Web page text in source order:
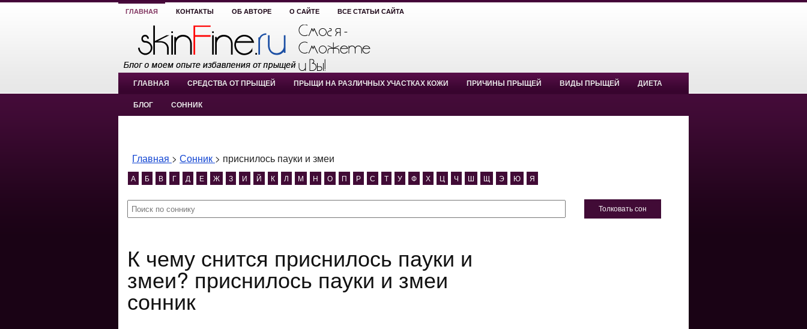
ГЛАВНАЯ КОНТАКТЫ ОБ АВТОРЕ О САЙТЕ ВСЕ СТАТЬИ САЙТА
ГЛАВНАЯ СРЕДСТВА ОТ ПРЫЩЕЙ ПРЫЩИ НА РАЗЛИЧНЫХ УЧАСТКАХ КОЖИ ПРИЧИНЫ ПРЫЩЕЙ ВИДЫ ПРЫЩЕЙ ДИЕТА
БЛОГ СОННИК
Главная > Сонник > приснилось пауки и змеи
А Б В Г Д Е Ж З И Й К Л М Н О П Р С Т У Ф Х Ц Ч Ш Щ Э Ю Я
Толковать сон
К чему снится приснилось пауки и
змеи? приснилось пауки и змеи
сонник